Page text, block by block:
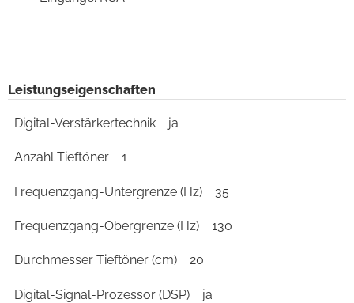
Leistungseigenschaften
Digital-Verstärkertechnik ja
Anzahl Tieftöner 1
Frequenzgang-Untergrenze (Hz) 35
Frequenzgang-Obergrenze (Hz) 130
Durchmesser Tieftöner (cm) 20
Digital-Signal-Prozessor (DSP) ja